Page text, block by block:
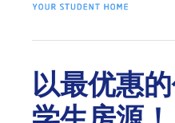
以最优惠